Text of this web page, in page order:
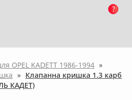
?
OPEL KADETT 1986-1994 »
» Клапанна кришка 1.3 карб
КАДЕТ)